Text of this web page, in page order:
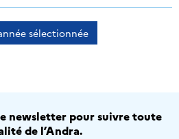
sélectionnée
newsletter pour suivre toute
de l’Andra.